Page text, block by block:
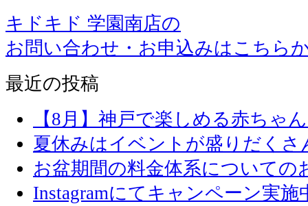
キドキド 学園南店の
お問い合わせ・お申込みはこちら
最近の投稿
【8月】神戸で楽しめる赤ちゃ
夏休みはイベントが盛りだくさ
お盆期間の料金体系についての
Instagramにてキャンペーン実施